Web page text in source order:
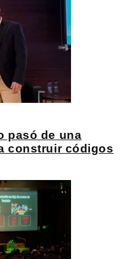
pasó de una
construir códigos